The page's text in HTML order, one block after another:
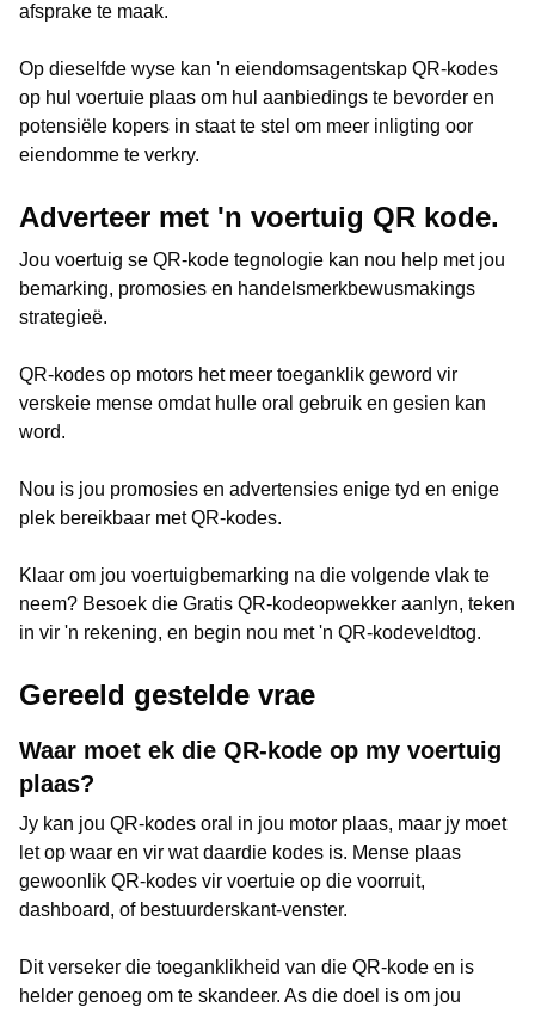
afsprake te maak.
Op dieselfde wyse kan 'n eiendomsagentskap QR-kodes
op hul voertuie plaas om hul aanbiedings te bevorder en
potensiële kopers in staat te stel om meer inligting oor
eiendomme te verkry.
Adverteer met 'n voertuig QR kode.
Jou voertuig se QR-kode tegnologie kan nou help met jou
bemarking, promosies en handelsmerkbewusmakings
strategieë.
QR-kodes op motors het meer toeganklik geword vir
verskeie mense omdat hulle oral gebruik en gesien kan
word.
Nou is jou promosies en advertensies enige tyd en enige
plek bereikbaar met QR-kodes.
Klaar om jou voertuigbemarking na die volgende vlak te
neem? Besoek die Gratis QR-kodeopwekker aanlyn, teken
in vir 'n rekening, en begin nou met 'n QR-kodeveldtog.
Gereeld gestelde vrae
Waar moet ek die QR-kode op my voertuig
plaas?
Jy kan jou QR-kodes oral in jou motor plaas, maar jy moet
let op waar en vir wat daardie kodes is. Mense plaas
gewoonlik QR-kodes vir voertuie op die voorruit,
dashboard, of bestuurderskant-venster.
Dit verseker die toeganklikheid van die QR-kode en is
helder genoeg om te skandeer. As die doel is om jou